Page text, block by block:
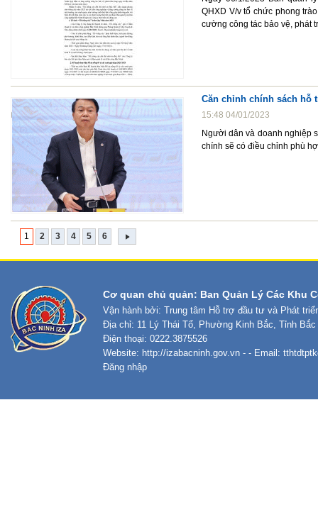
QHXD V/v tổ chức phong
cường công tác bảo vệ, phát
Căn chỉnh chính sách hỗ
15:48 04/01/2023
Người dân và doanh nghiệp
chính sẽ có điều chỉnh phù
1 2 3 4 5 6
Cơ quan chủ quản: Ban Quản Lý Các Khu
Vận hành bởi: Trung tâm Hỗ trợ đầu tư và Phát
Địa chỉ: 11 Lý Thái Tổ, Phường Kinh Bắc, Tỉnh Bắc
Điện thoại: 0222.3875526
Website: http://izabacninh.gov.vn - - Email:
Đăng nhập